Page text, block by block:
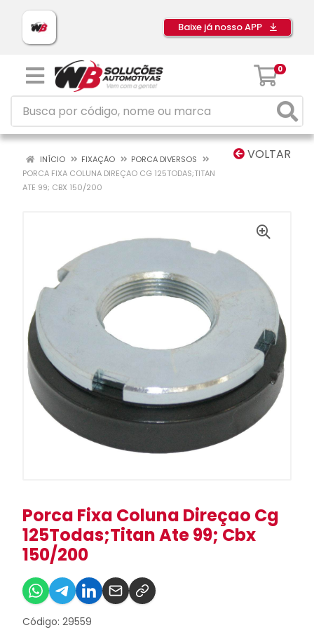
Baixe já nosso APP
0
VOLTAR
INÍCIO FIXAÇÃO
PORCA DIVERSOS
PORCA FIXA COLUNA DIREÇAO CG 125TODAS;TITAN
ATE 99; CBX 150/200
Porca Fixa Coluna Direçao Cg
125Todas;Titan Ate 99; Cbx
150/200
Código: 29559